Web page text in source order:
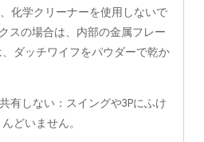
化学クリーナーを使用しないで
スの場合は、内部の金属フレー
ダッチワイフをパウダーで乾か
有しない：スイングや3Pにふけ
どいません。